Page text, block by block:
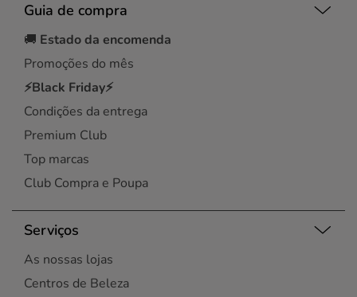
Guia de compra
🚚 Estado da encomenda
Promoções do mês
⚡Black Friday⚡
Condições da entrega
Premium Club
Top marcas
Club Compra e Poupa
Serviços
As nossas lojas
Centros de Beleza